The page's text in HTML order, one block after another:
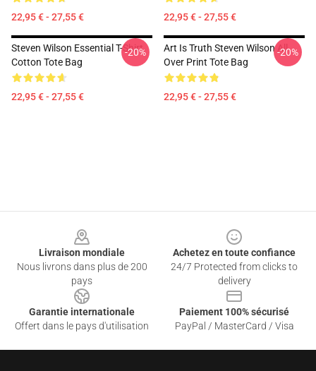
22,95 € - 27,55 € 22,95 € - 27,55 €
Steven Wilson Essential T-Shirt
Cotton Tote Bag
22,95 € - 27,55 €
-20%
Art Is Truth Steven Wilson All
Over Print Tote Bag
22,95 € - 27,55 €
-20%
Livraison mondiale
Nous livrons dans plus de 200
pays
Achetez en toute confiance
24/7 Protected from clicks to
delivery
Garantie internationale
Offert dans le pays d'utilisation
Paiement 100% sécurisé
PayPal / MasterCard / Visa